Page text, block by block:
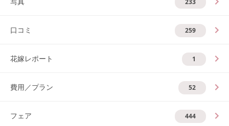
口コミ 259
花嫁レポート 1
費用／プラン 52
フェア 444